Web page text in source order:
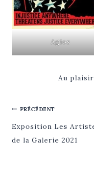
Agios
Au
NAVIGATION
DE
L’ARTICLE
PRÉCÉDENT
Exposition Les
de la Galerie 2021